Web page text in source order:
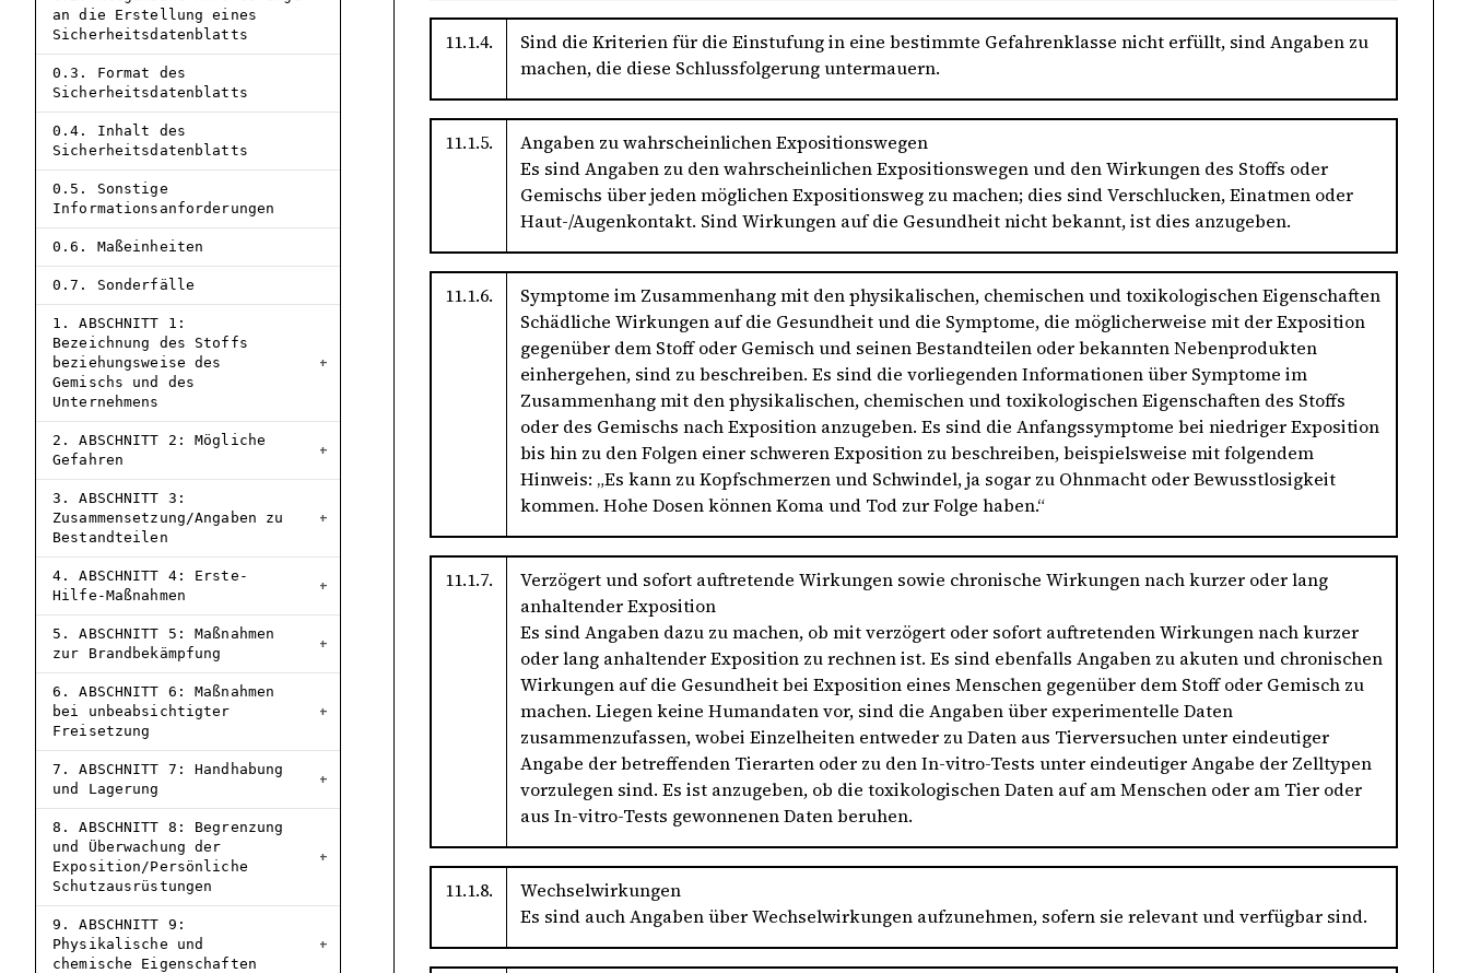
an die Erstellung eines
Sicherheitsdatenblatts
0.3. Format des
Sicherheitsdatenblatts
0.4. Inhalt des
Sicherheitsdatenblatts
0.5. Sonstige
Informationsanforderungen
0.6. Maßeinheiten
0.7. Sonderfälle
1. ABSCHNITT 1:
Bezeichnung des Stoffs
beziehungsweise des
Gemischs und des
Unternehmens
2. ABSCHNITT 2: Mögliche
Gefahren
3. ABSCHNITT 3:
Zusammensetzung/Angaben zu
Bestandteilen
4. ABSCHNITT 4: Erste-
Hilfe-Maßnahmen
5. ABSCHNITT 5: Maßnahmen
zur Brandbekämpfung
6. ABSCHNITT 6: Maßnahmen
bei unbeabsichtigter
Freisetzung
7. ABSCHNITT 7: Handhabung
und Lagerung
8. ABSCHNITT 8: Begrenzung
und Überwachung der
Exposition/Persönliche
Schutzausrüstungen
9. ABSCHNITT 9:
Physikalische und
chemische Eigenschaften
11.1.4.
Sind die Kriterien für die Einstufung in eine bestimmte Gefahrenklasse nicht erfüllt, sind Angaben zu
machen, die diese Schlussfolgerung untermauern.
11.1.5.
Angaben zu wahrscheinlichen Expositionswegen
Es sind Angaben zu den wahrscheinlichen Expositionswegen und den Wirkungen des Stoffs oder
Gemischs über jeden möglichen Expositionsweg zu machen; dies sind Verschlucken, Einatmen oder
Haut-/Augenkontakt. Sind Wirkungen auf die Gesundheit nicht bekannt, ist dies anzugeben.
11.1.6.
Symptome im Zusammenhang mit den physikalischen, chemischen und toxikologischen Eigenschaften
Schädliche Wirkungen auf die Gesundheit und die Symptome, die möglicherweise mit der Exposition
gegenüber dem Stoff oder Gemisch und seinen Bestandteilen oder bekannten Nebenprodukten
einhergehen, sind zu beschreiben. Es sind die vorliegenden Informationen über Symptome im
Zusammenhang mit den physikalischen, chemischen und toxikologischen Eigenschaften des Stoffs
oder des Gemischs nach Exposition anzugeben. Es sind die Anfangssymptome bei niedriger Exposition
bis hin zu den Folgen einer schweren Exposition zu beschreiben, beispielsweise mit folgendem
Hinweis: „Es kann zu Kopfschmerzen und Schwindel, ja sogar zu Ohnmacht oder Bewusstlosigkeit
kommen. Hohe Dosen können Koma und Tod zur Folge haben.“
11.1.7.
Verzögert und sofort auftretende Wirkungen sowie chronische Wirkungen nach kurzer oder lang
anhaltender Exposition
Es sind Angaben dazu zu machen, ob mit verzögert oder sofort auftretenden Wirkungen nach kurzer
oder lang anhaltender Exposition zu rechnen ist. Es sind ebenfalls Angaben zu akuten und chronischen
Wirkungen auf die Gesundheit bei Exposition eines Menschen gegenüber dem Stoff oder Gemisch zu
machen. Liegen keine Humandaten vor, sind die Angaben über experimentelle Daten
zusammenzufassen, wobei Einzelheiten entweder zu Daten aus Tierversuchen unter eindeutiger
Angabe der betreffenden Tierarten oder zu den In-vitro-Tests unter eindeutiger Angabe der Zelltypen
vorzulegen sind. Es ist anzugeben, ob die toxikologischen Daten auf am Menschen oder am Tier oder
aus In-vitro-Tests gewonnenen Daten beruhen.
11.1.8.
Wechselwirkungen
Es sind auch Angaben über Wechselwirkungen aufzunehmen, sofern sie relevant und verfügbar sind.